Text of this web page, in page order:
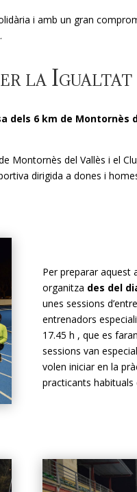
i amb un gran
la Igualtat
dels 6 km de Montornès
Montornès del Vallès i el
dirigida a dones i
Per preparar aquest
organitza des del
unes sessions
entrenadors
17.45 h , que es
sessions van
volen iniciar en la
practicants habituals